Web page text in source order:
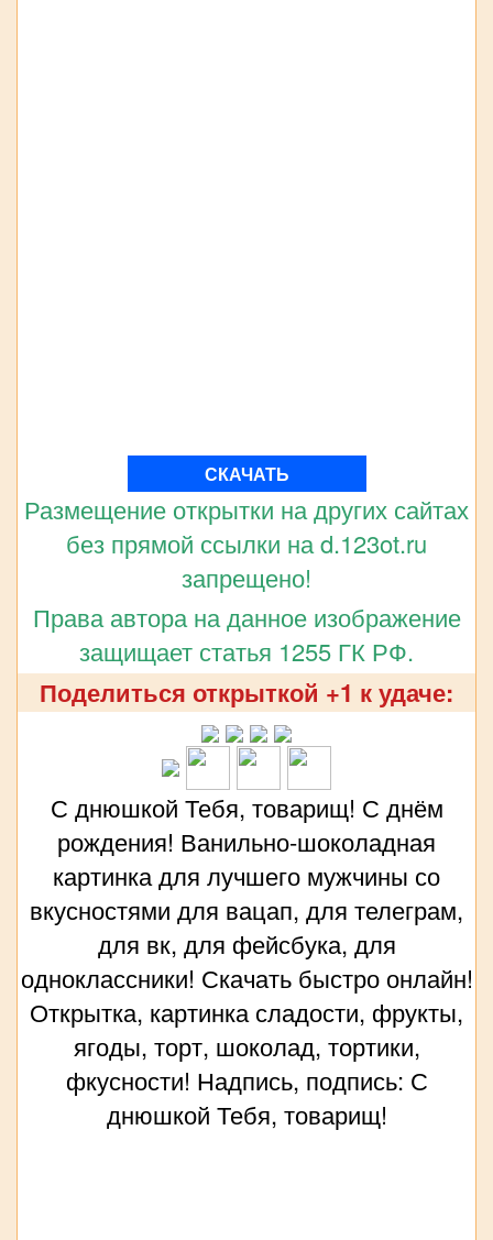
СКАЧАТЬ
Размещение открытки на других сайтах
без прямой ссылки на d.123ot.ru
запрещено!
Права автора на данное изображение
защищает статья 1255 ГК РФ.
Поделиться открыткой +1 к удаче:
С днюшкой Тебя, товарищ! С днём
рождения! Ванильно-шоколадная
картинка для лучшего мужчины со
вкусностями для вацап, для телеграм,
для вк, для фейсбука, для
одноклассники! Скачать быстро онлайн!
Открытка, картинка сладости, фрукты,
ягоды, торт, шоколад, тортики,
фкусности! Надпись, подпись: С
днюшкой Тебя, товарищ!